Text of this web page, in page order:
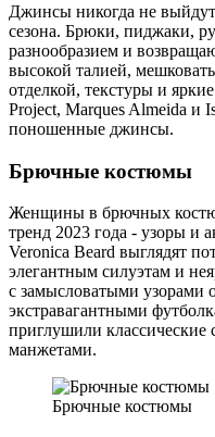
Джинсы никогда не
сезона. Брюки, пиджаки,
разнообразием и
высокой талией,
отделкой, текстуры и
Project, Marques Almeida и
поношенные джинсы.
Брючные костюмы
Женщины в брючных
тренд 2023 года - узоры и
Veronica Beard выглядят
элегантным силуэтам и
с замысловатыми узорами
экстравагантными
приглушили
манжетами.
Брючные костюмы